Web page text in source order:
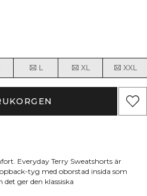
L XL XXL
Everyday Terry Sweatshorts är
tyg med oborstad insida som
ger den klassiska